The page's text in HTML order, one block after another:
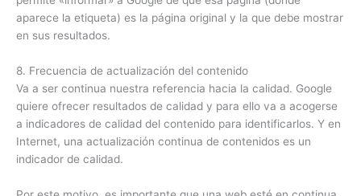
aparece la etiqueta) es la página original y la que debe mostrar
en sus resultados.
8. Frecuencia de actualización del contenido
Va a ser continua nuestra referencia hacia la calidad. Google
quiere ofrecer resultados de calidad y para ello va a acogerse
a indicadores de calidad del contenido para identificarlos. Y en
Internet, una actualización continua de contenidos es un
indicador de calidad.